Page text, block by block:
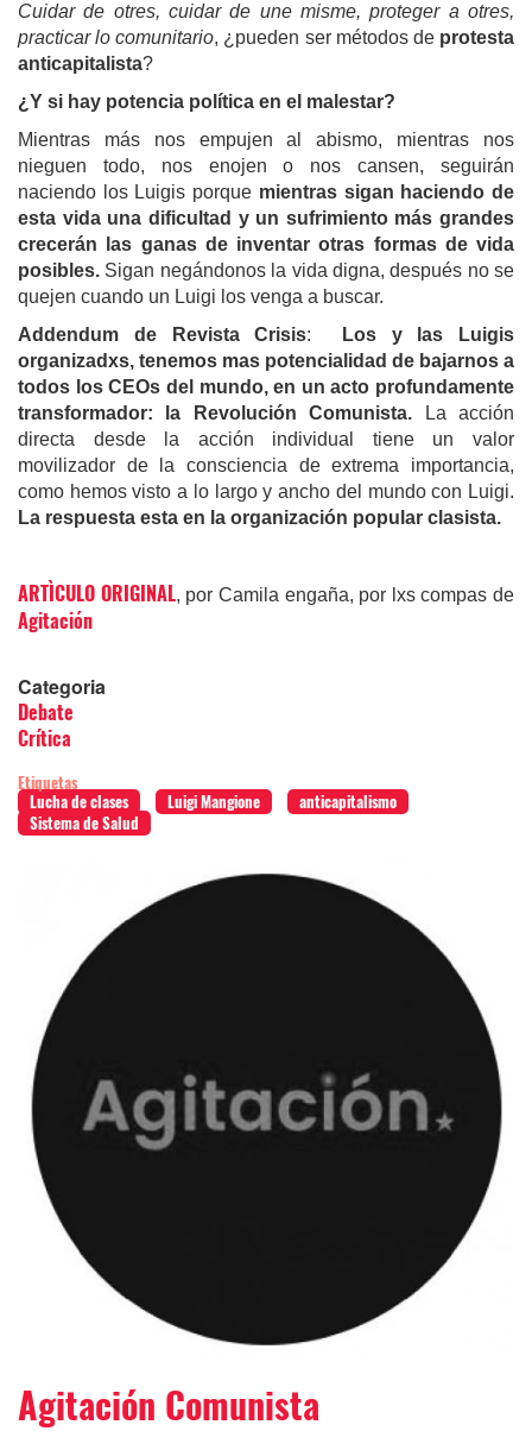
Cuidar de otres, cuidar de une misme, proteger a otres,
practicar lo comunitario, ¿pueden ser métodos de protesta
anticapitalista?
¿Y si hay potencia política en el malestar?
Mientras más nos empujen al abismo, mientras nos
nieguen todo, nos enojen o nos cansen, seguirán
naciendo los Luigis porque mientras sigan haciendo de
esta vida una dificultad y un sufrimiento más grandes
crecerán las ganas de inventar otras formas de vida
posibles. Sigan negándonos la vida digna, después no se
quejen cuando un Luigi los venga a buscar.
Addendum de Revista Crisis:
Los y las Luigis
organizadxs, tenemos mas potencialidad de bajarnos a
todos los CEOs del mundo, en un acto profundamente
transformador: la Revolución Comunista. La acción
directa desde la acción individual tiene un valor
movilizador de la consciencia de extrema importancia,
como hemos visto a lo largo y ancho del mundo con Luigi.
La respuesta esta en la organización popular clasista.
ARTÌCULO ORIGINAL, por Camila engaña, por lxs compas de
Agitación
Categoria
Debate
Crítica
Etiquetas
Lucha de clases
Luigi Mangione
anticapitalismo
Sistema de Salud
Agitación Comunista